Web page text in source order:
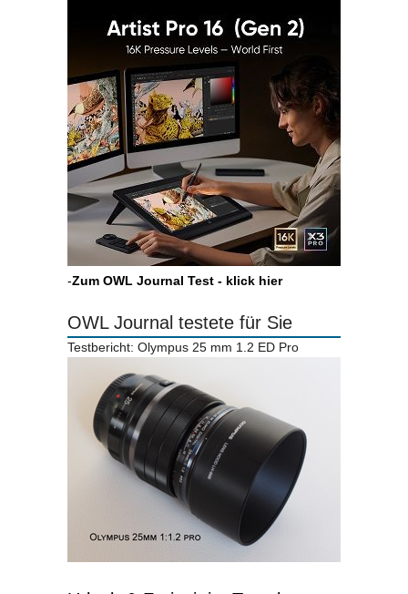
-Zum OWL Journal Test - klick hier
OWL Journal testete für Sie
Testbericht: Olympus 25 mm 1.2 ED Pro